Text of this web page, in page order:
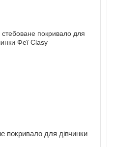
покривало для дівчинки